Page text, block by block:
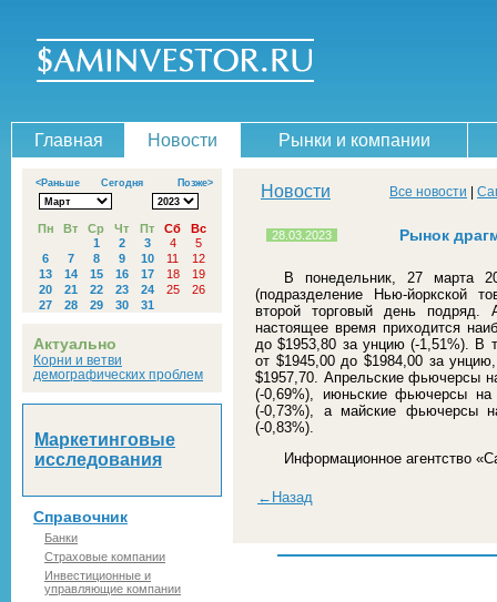
Главная Новости Рынки и компании
<Раньше Сегодня Позже>
Пн Вт Ср Чт Пт Сб
Вс
1
2 3 4
5
6
7 8 9 10 11
12
13
14 15 16 17 18
19
20
21 22 23 24 25
26
27
28 29 30 31
Актуально
Корни и ветви
демографических проблем
Маркетинговые
исследования
Справочник
Банки
Страховые компании
Инвестиционные и
управляющие компании
Новости Все новости |
28.03.2023 Рынок
В понедельник, 27 марта
(подразделение Нью-йоркской
второй торговый день
настоящее время приходится
до $1953,80 за унцию (-1,51%). В
от $1945,00 до $1984,00 за
$1957,70. Апрельские фьючерсы
(-0,69%), июньские фьючерсы
(-0,73%), а майские фьючерсы
(-0,83%).
Информационное агентство
←Назад